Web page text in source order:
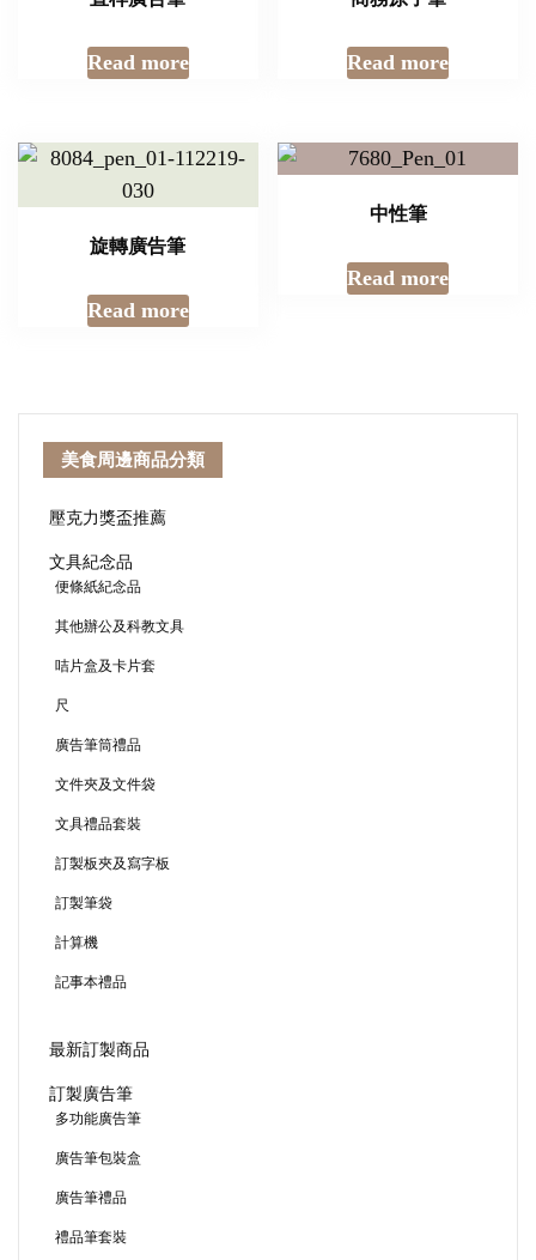
Read more Read more
旋轉廣告筆
Read more
中性筆
Read more
美食周邊商品分類
壓克力獎盃推薦
文具紀念品
便條紙紀念品
其他辦公及科教文具
咭片盒及卡片套
尺
廣告筆筒禮品
文件夾及文件袋
文具禮品套裝
訂製板夾及寫字板
訂製筆袋
計算機
記事本禮品
最新訂製商品
訂製廣告筆
多功能廣告筆
廣告筆包裝盒
廣告筆禮品
禮品筆套裝